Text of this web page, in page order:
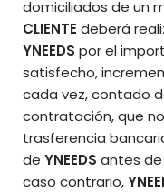
domiciliados de un
CLIENTE deberá
YNEEDS por el
satisfecho,
cada vez, contado
contratación, que
trasferencia
de YNEEDS antes de
caso contrario,